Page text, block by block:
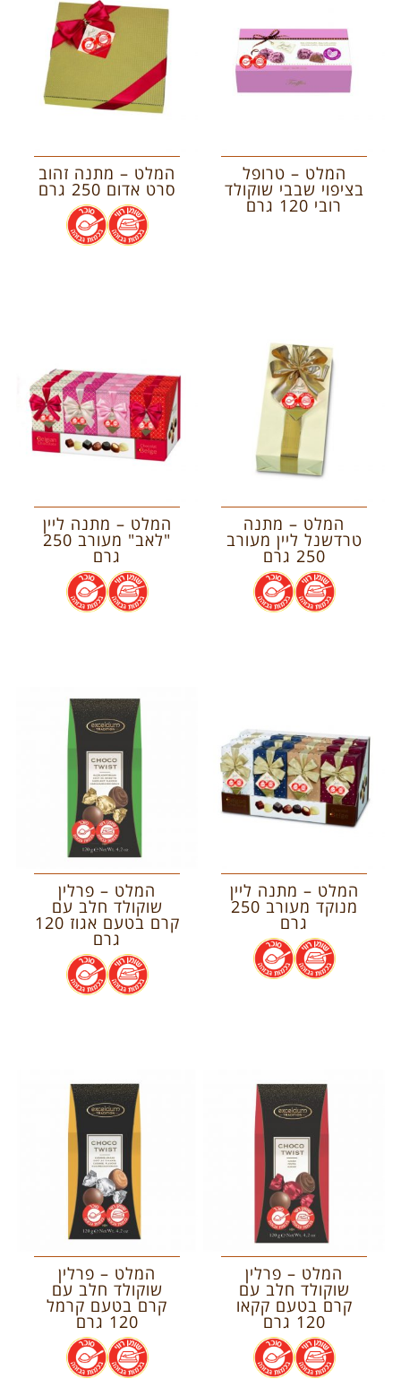
המלט – טרופל
בציפוי שבבי שוקולד
רובי 120 גרם
המלט – מתנה זהוב
סרט אדום 250 גרם
.
.
המלט – מתנה
טרדשנל ליין מעורב
250 גרם
.
.
המלט – מתנה ליין
"לאב" מעורב 250
גרם
.
.
המלט – מתנה ליין
מנוקד מעורב 250
גרם
.
.
המלט – פרלין
שוקולד חלב עם
קרם בטעם אגוז 120
גרם
.
.
המלט – פרלין
שוקולד חלב עם
קרם בטעם קקאו
120 גרם
.
.
המלט – פרלין
שוקולד חלב עם
קרם בטעם קרמל
120 גרם
.
.